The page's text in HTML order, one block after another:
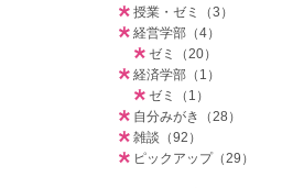
授業・ゼミ（3）
経営学部（4）
ゼミ（20）
経済学部（1）
ゼミ（1）
自分みがき（28）
雑談（92）
ピックアップ（29）